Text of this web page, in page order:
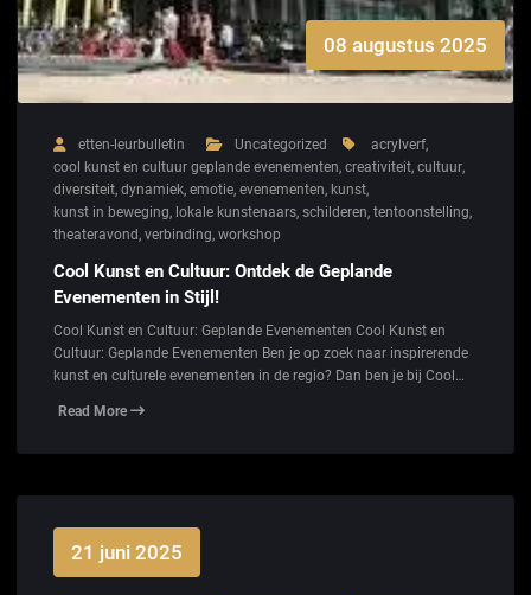
08 augustus 2025
etten-leurbulletin Uncategorized acrylverf,
cool kunst en cultuur geplande evenementen, creativiteit, cultuur,
diversiteit, dynamiek, emotie, evenementen, kunst,
kunst in beweging, lokale kunstenaars, schilderen, tentoonstelling,
theateravond, verbinding, workshop
Cool Kunst en Cultuur: Ontdek de Geplande
Evenementen in Stijl!
Cool Kunst en Cultuur: Geplande Evenementen Cool Kunst en
Cultuur: Geplande Evenementen Ben je op zoek naar inspirerende
kunst en culturele evenementen in de regio? Dan ben je bij Cool…
Read More
21 juni 2025